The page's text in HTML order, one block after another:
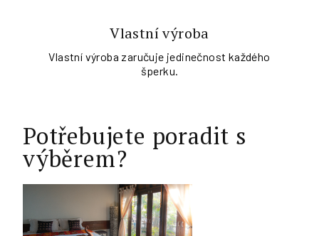
Vlastní výroba
Vlastní výroba zaručuje jedinečnost každého
šperku.
Potřebujete poradit s
výběrem?